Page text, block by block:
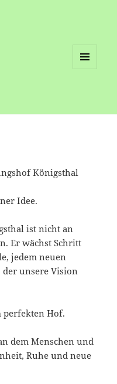
Königsthal
Idee.
ist nicht an
Er wächst Schritt
jedem neuen
der unsere Vision
Hof.
dem Menschen und
Ruhe und neue